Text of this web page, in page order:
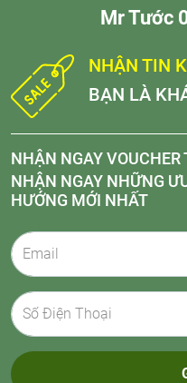
Mr Tước
NHẬN TIN
BẠN LÀ
NHẬN NGAY
NHẬN NGAY NHỮNG
HƯỚNG MỚI NHẤT